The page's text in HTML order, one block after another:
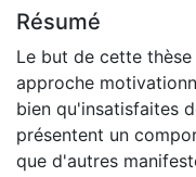
Résumé
Le but de cette
approche
bien qu'insatisfaites
présentent un
que d'autres